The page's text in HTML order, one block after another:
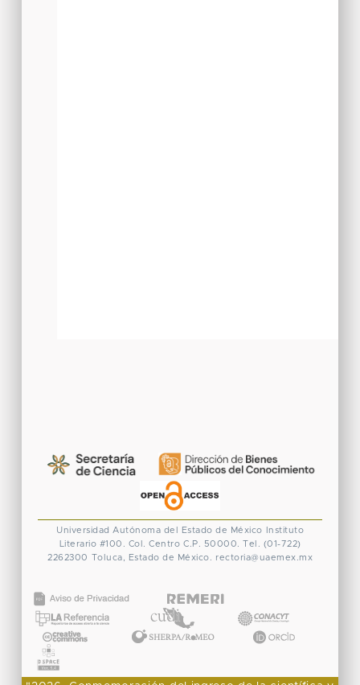
Universidad Autónoma del Estado de México
Instituto
Literario #100. Col. Centro C.P. 50000. Tel. (01-722)
2262300 Toluca, Estado de México. rectoria@uaemex.mx